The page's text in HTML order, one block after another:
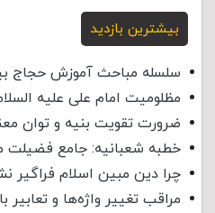
بیشترین بازدید
سلسله مباحث آموزش حجاج
مظلومیت امام علی علیه
ضرورت تقویت بنیه و توان
خطبه شعبانیه: جامع فضیلت
چرا دین مبین اسلام فراگیر
مراقب تغییر واژه‌ها و تعابیر